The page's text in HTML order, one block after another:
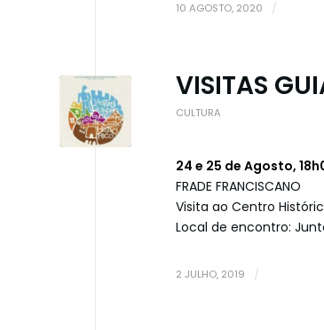
10 AGOSTO, 2020 /
VISITAS
CULTURA
24 e 25 de Agosto,
FRADE FRANCISCANO
Visita ao Centro
Local de encontro:
2 JULHO, 2019 /